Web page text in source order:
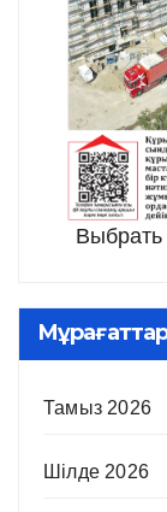
Мұрағаттар
Тамыз 2026
Шілде 2026